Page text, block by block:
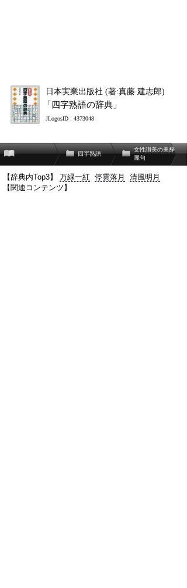
日本実業出版社 (著:真藤 建志郎)
「四字熟語の辞典」
JLogosID : 4373048
四字熟語
女性讃美の美辞
麗句
【辞典内Top3】 万緑一紅 停雲落月
清風明月
【関連コンテンツ】